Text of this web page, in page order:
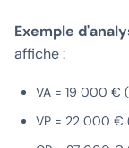
Exemple
affiche :
VA = 19 000 €
VP = 22 000 €